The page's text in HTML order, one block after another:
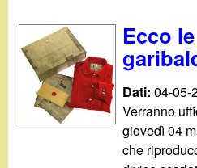
Ecco
Dati:04-05-
Verranno
giovedì 04
che